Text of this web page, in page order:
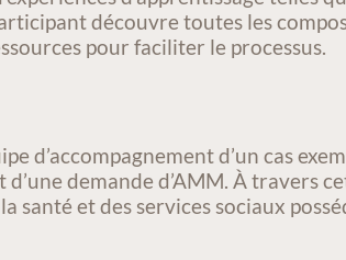
découvre toutes les
pour faciliter le processus.
d’accompagnement d’un cas
d’une demande d’AMM. À travers
santé et des services sociaux